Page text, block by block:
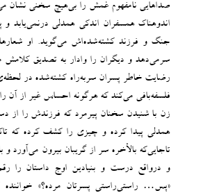
صداهایی نامفهوم غمش را بی‌‌هیچ سخنی نشان
اندوهناک همسفران اندکی همدلی درنمی‌‌یابد و
جنگ و فرزند کشته‌شده‌‌اش می‌‌گوید. او
سرمی‌‌دهد و دیگران را وادار به تصدیق کلامش
رضایت ‌‌خاطر پسران سربه‌راه کشته‌شده در
فلسفه‌‌بافی می‌‌کند که هرگونه احساس غیر از آن
زن با شنیدن سخنان پیرمرد که فرزندش را از
همدلی پیدا کرده‌‌ و چیزی را کشف کرده که
تاجایی‌که بالأخره سر از گریبان بیرون می‌‌آورد و
و درواقع درست و بنیادین اوج داستان را
«پس… راستی‌راستی پسرتان مرده؟»